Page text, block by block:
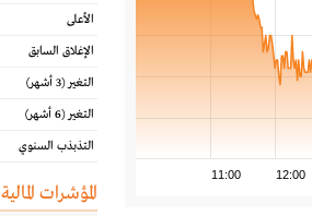
11:00 12:00
الأعلى
الإغلاق السابق
التغير(3 أشهر)
التغير(6 أشهر)
التذبذب السنوي
المؤشرات المالية